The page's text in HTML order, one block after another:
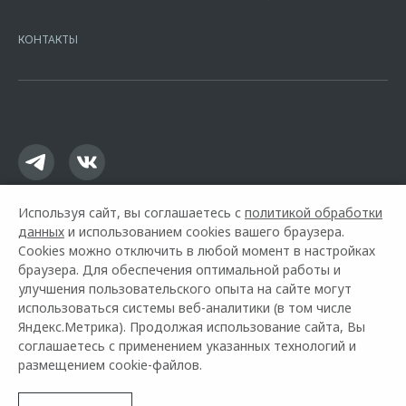
16.01.2015. Предложение ограничено и не является публичной
КОНТАКТЫ
Горячая линия OMODA: +7 (383) 363-22-66
© 2026 Эксперт Авто Нск
Используя сайт, вы соглашаетесь с политикой обработки
данных и использованием cookies вашего браузера.
Cookies можно отключить в любой момент в настройках
браузера. Для обеспечения оптимальной работы и
улучшения пользовательского опыта на сайте могут
использоваться системы веб-аналитики (в том числе
Яндекс.Метрика). Продолжая использование сайта, Вы
соглашаетесь с применением указанных технологий и
размещением cookie-файлов.